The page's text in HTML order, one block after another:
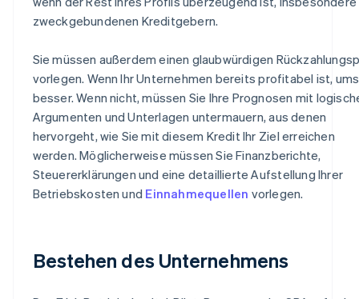
zweckgebundenen Kreditgebern.
Sie müssen außerdem einen glaubwürdigen
vorlegen. Wenn Ihr Unternehmen bereits profitabel ist,
besser. Wenn nicht, müssen Sie Ihre Prognosen mit
Argumenten und Unterlagen untermauern, aus denen
hervorgeht, wie Sie mit diesem Kredit Ihr Ziel erreichen
werden. Möglicherweise müssen Sie Finanzberichte,
Steuererklärungen und eine detaillierte Aufstellung Ihrer
Betriebskosten und Einnahmequellen vorlegen.
Bestehen des Unternehmens